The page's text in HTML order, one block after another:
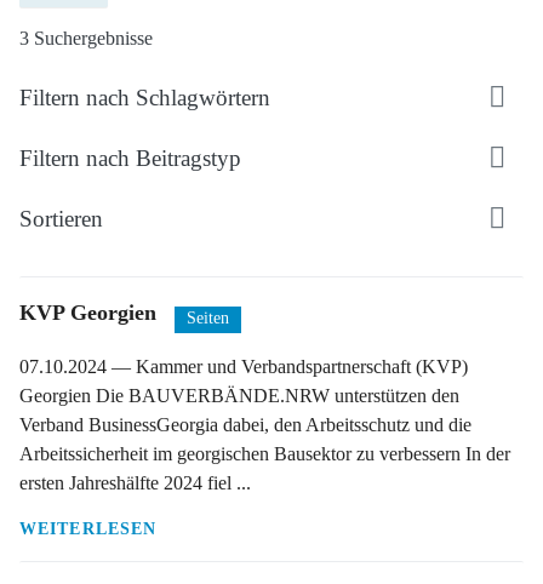
3 Suchergebnisse
Filtern nach Schlagwörtern
Filtern nach Beitragstyp
Sortieren
KVP Georgien Seiten
07.10.2024 — Kammer und Verbandspartnerschaft (KVP)
Georgien Die BAUVERBÄNDE.NRW unterstützen den
Verband BusinessGeorgia dabei, den Arbeitsschutz und die
Arbeitssicherheit im georgischen Bausektor zu verbessern In der
ersten Jahreshälfte 2024 fiel ...
WEITERLESEN